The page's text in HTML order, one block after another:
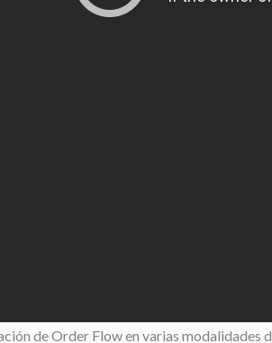
de Order Flow en varias modalidades